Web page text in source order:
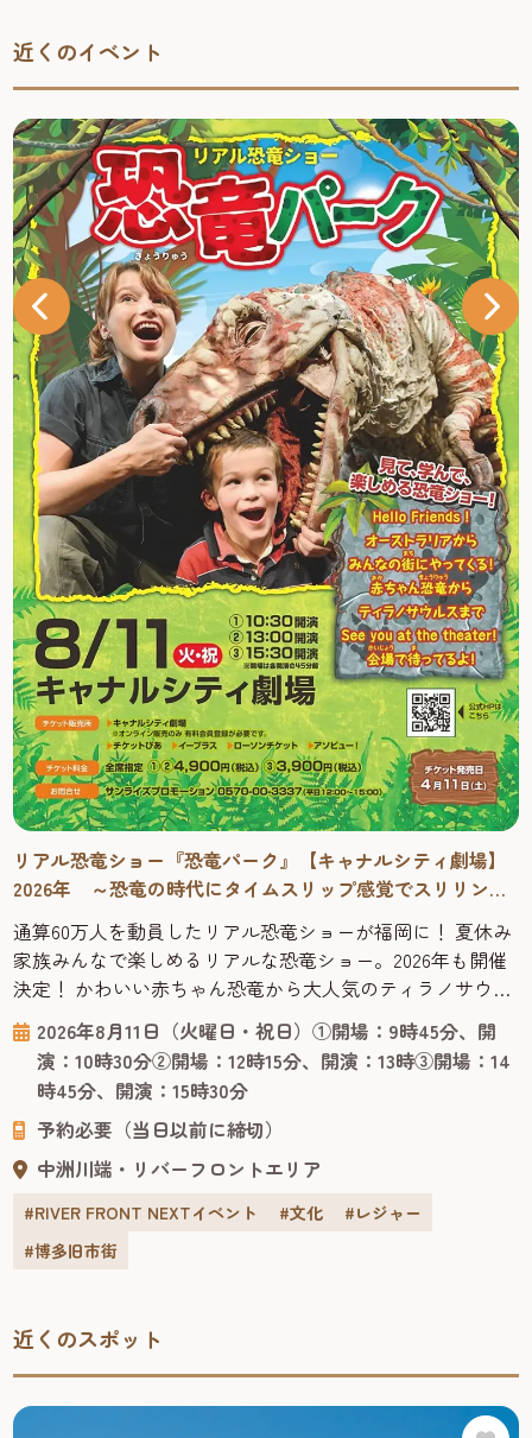
近くのイベント
リアル恐竜ショー『恐竜パーク』【キャナルシティ劇場】
2026年 ～恐竜の時代にタイムスリップ感覚でスリリング
に学べる！
通算60万人を動員したリアル恐竜ショーが福岡に！ 夏休み
家族みんなで楽しめるリアルな恐竜ショー。2026年も開催
決定！ かわいい赤ちゃん恐竜から大人気のティラノサウル
スまで登場する、オーストラリアからやってきたリアル恐
竜ショー「恐竜パーク」は、恐竜が生きていた時代にタイ
ムスリップした感覚で楽しくスリリングに学べる、ファミ
リー向けのパフォーマンスショー。 客席で観るだけでな
く、ラッキーなお客様...
2026年8月11日（火曜日・祝日）①開場：9時45分、開
演：10時30分②開場：12時15分、開演：13時③開場：14
時45分、開演：15時30分
予約必要（当日以前に締切）
中洲川端・リバーフロントエリア
#RIVER FRONT NEXTイベント #文化
#レジャー
#博多旧市街
近くのスポット